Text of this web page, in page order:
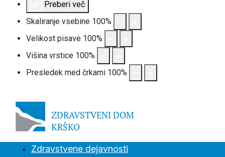
Preberi več
Skaliranje vsebine 100%
Velikost pisave 100%
Višina vrstice 100%
Presledek med črkami 100%
Zdravstvene dejavnosti